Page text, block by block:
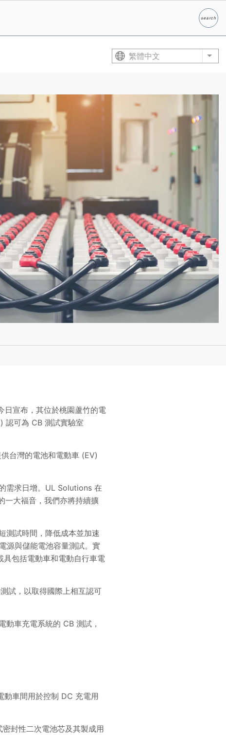
searchSearch
繁體中文 List
宣布，其位於桃園蘆竹的電
認可為 CB 測試實驗室
台灣的電池和電動車 (EV)
需求日增。UL Solutions 在
一大福音，我們亦將持續擴
測試時間，降低成本並加速
源與儲能電池容量測試。實
包括電動車和電動自行車電
試，以取得國際上相互認可
車充電系統的 CB 測試，
車間用於控制 DC 充電用
封性二次電池芯及其製成用